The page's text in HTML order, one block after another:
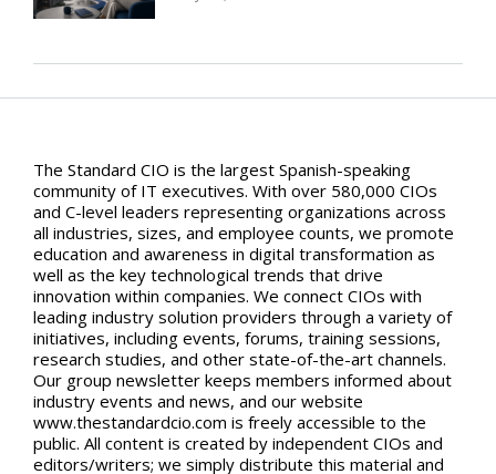
The Standard CIO is the largest Spanish-speaking
community of IT executives. With over 580,000 CIOs
and C-level leaders representing organizations across
all industries, sizes, and employee counts, we promote
education and awareness in digital transformation as
well as the key technological trends that drive
innovation within companies. We connect CIOs with
leading industry solution providers through a variety of
initiatives, including events, forums, training sessions,
research studies, and other state-of-the-art channels.
Our group newsletter keeps members informed about
industry events and news, and our website
www.thestandardcio.com is freely accessible to the
public. All content is created by independent CIOs and
editors/writers; we simply distribute this material and